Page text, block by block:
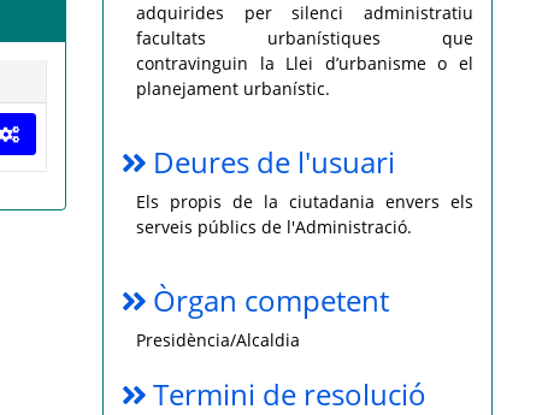
adquirides per silenci administratiu
facultats urbanístiques que
contravinguin la Llei d’urbanisme o el
planejament urbanístic.
Deures de l'usuari
Els propis de la ciutadania envers els
serveis públics de l'Administració.
Òrgan competent
Presidència/Alcaldia
Termini de resolució